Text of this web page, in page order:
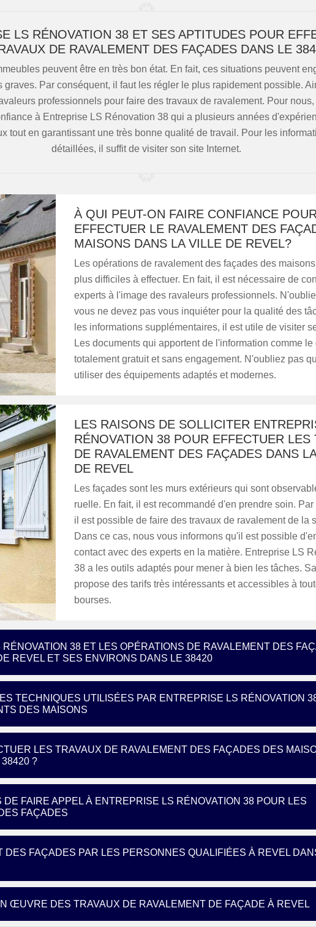
LS RÉNOVATION 38 ET SES APTITUDES POUR
DE RAVALEMENT DES FAÇADES DANS LE
peuvent être en très bon état. En fait, ces situations peuvent
graves. Par conséquent, il faut les régler le plus rapidement possible.
professionnels pour faire des travaux de ravalement. Pour
à Entreprise LS Rénovation 38 qui a plusieurs années
tout en garantissant une très bonne qualité de travail. Pour les
détaillées, il suffit de visiter son site Internet.
À QUI PEUT-ON FAIRE CONFIANCE POUR
EFFECTUER LE RAVALEMENT DES
MAISONS DANS LA VILLE DE REVEL?
Les opérations de ravalement des façades des
plus difficiles à effectuer. En fait, il est nécessaire de
experts à l'image des ravaleurs professionnels.
vous ne devez pas vous inquiéter pour la qualité des
les informations supplémentaires, il est utile de visiter
Les documents qui apportent de l'information comme le
totalement gratuit et sans engagement. N'oubliez pas
utiliser des équipements adaptés et modernes.
LES RAISONS DE SOLLICITER
RÉNOVATION 38 POUR EFFECTUER LES
DE RAVALEMENT DES FAÇADES DANS
DE REVEL
Les façades sont les murs extérieurs qui sont
ruelle. En fait, il est recommandé d'en prendre soin.
il est possible de faire des travaux de ravalement de la
Dans ce cas, nous vous informons qu'il est possible
contact avec des experts en la matière. Entreprise LS
38 a les outils adaptés pour mener à bien les tâches.
propose des tarifs très intéressants et accessibles à
bourses.
38 ET LES OPÉRATIONS DE RAVALEMENT DES
REVEL ET SES ENVIRONS DANS LE 38420
TECHNIQUES UTILISÉES PAR ENTREPRISE LS RÉNOVATION
DES MAISONS
LES TRAVAUX DE RAVALEMENT DES FAÇADES DES
?
DE FAIRE APPEL À ENTREPRISE LS RÉNOVATION 38 POUR LES
FAÇADES
DES FAÇADES PAR LES PERSONNES QUALIFIÉES À REVEL
ŒUVRE DES TRAVAUX DE RAVALEMENT DE FAÇADE À REVEL